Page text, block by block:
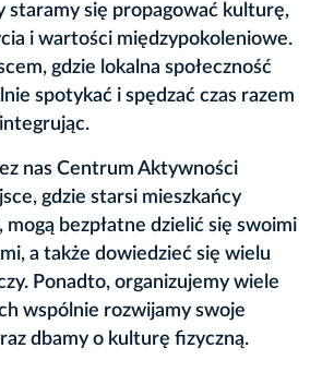
staramy się propagować kulturę,
i wartości międzypokoleniowe.
gdzie lokalna społeczność
spotykać i spędzać czas razem
nas Centrum Aktywności
gdzie starsi mieszkańcy
mogą bezpłatne dzielić się swoimi
a także dowiedzieć się wielu
Ponadto, organizujemy wiele
wspólnie rozwijamy swoje
dbamy o kulturę fizyczną.